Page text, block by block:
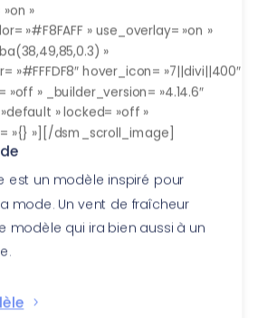
»
»#F8FAFF » use_overlay= »on »
»
»#FFFDF8″ hover_icon= »7||divi||400″
» _builder_version= »4.14.6″
» locked= »off »
»{} »][/dsm_scroll_image]
est un modèle inspiré pour
mode. Un vent de fraîcheur
modèle qui ira bien aussi à un